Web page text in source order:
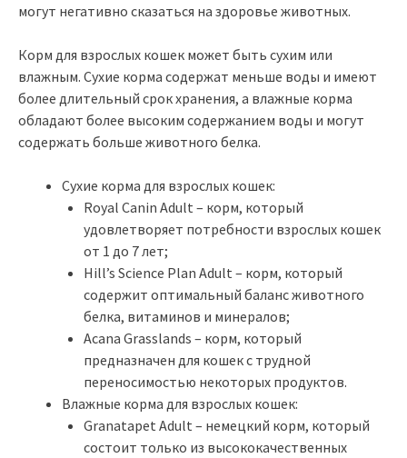
могут негативно сказаться на здоровье животных.
Корм для взрослых кошек может быть сухим или
влажным. Сухие корма содержат меньше воды и имеют
более длительный срок хранения, а влажные корма
обладают более высоким содержанием воды и могут
содержать больше животного белка.
Сухие корма для взрослых кошек:
Royal Canin Adult – корм, который
удовлетворяет потребности взрослых кошек
от 1 до 7 лет;
Hill’s Science Plan Adult – корм, который
содержит оптимальный баланс животного
белка, витаминов и минералов;
Acana Grasslands – корм, который
предназначен для кошек с трудной
переносимостью некоторых продуктов.
Влажные корма для взрослых кошек:
Granatapet Adult – немецкий корм, который
состоит только из высококачественных